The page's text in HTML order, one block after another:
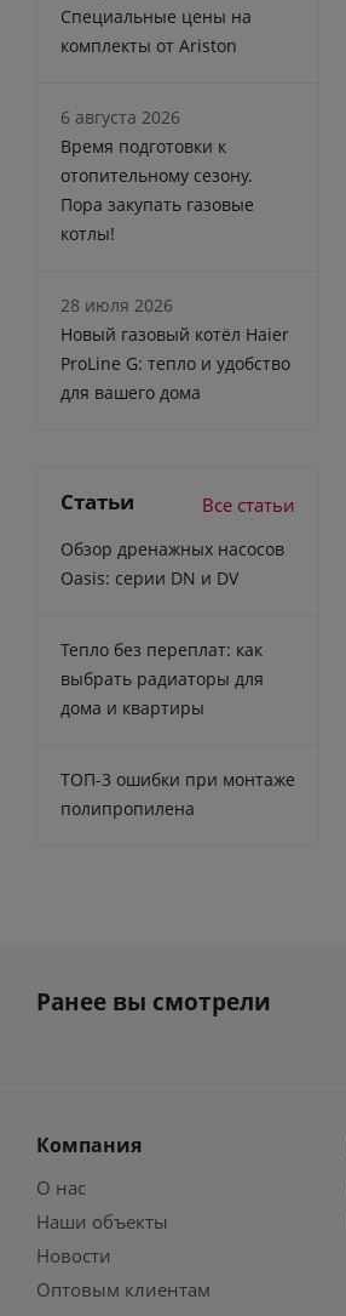
Специальные цены на
комплекты от Ariston
6 августа 2026
Время подготовки к
отопительному сезону.
Пора закупать газовые
котлы!
28 июля 2026
Новый газовый котёл Haier
ProLine G: тепло и удобство
для вашего дома
Статьи Все статьи
Обзор дренажных насосов
Oasis: серии DN и DV
Тепло без переплат: как
выбрать радиаторы для
дома и квартиры
ТОП-3 ошибки при монтаже
полипропилена
Ранее вы смотрели
Компания
О нас
Наши объекты
Новости
Оптовым клиентам